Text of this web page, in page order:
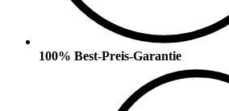
100% Best-Preis-Garantie